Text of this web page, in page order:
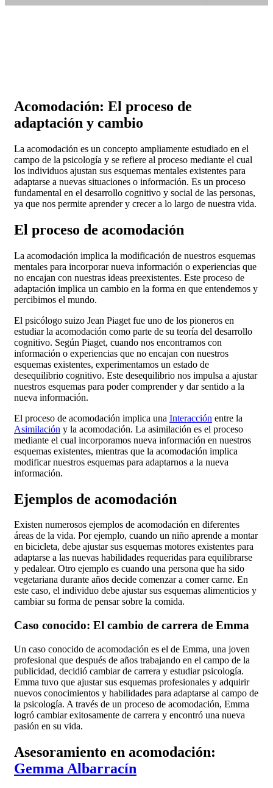
Acomodación: El proceso de
adaptación y cambio
La acomodación es un concepto ampliamente estudiado en el
campo de la psicología y se refiere al proceso mediante el cual
los individuos ajustan sus esquemas mentales existentes para
adaptarse a nuevas situaciones o información. Es un proceso
fundamental en el desarrollo cognitivo y social de las personas,
ya que nos permite aprender y crecer a lo largo de nuestra vida.
El proceso de acomodación
La acomodación implica la modificación de nuestros esquemas
mentales para incorporar nueva información o experiencias que
no encajan con nuestras ideas preexistentes. Este proceso de
adaptación implica un cambio en la forma en que entendemos y
percibimos el mundo.
El psicólogo suizo Jean Piaget fue uno de los pioneros en
estudiar la acomodación como parte de su teoría del desarrollo
cognitivo. Según Piaget, cuando nos encontramos con
información o experiencias que no encajan con nuestros
esquemas existentes, experimentamos un estado de
desequilibrio cognitivo. Este desequilibrio nos impulsa a ajustar
nuestros esquemas para poder comprender y dar sentido a la
nueva información.
El proceso de acomodación implica una Interacción entre la
Asimilación y la acomodación. La asimilación es el proceso
mediante el cual incorporamos nueva información en nuestros
esquemas existentes, mientras que la acomodación implica
modificar nuestros esquemas para adaptarnos a la nueva
información.
Ejemplos de acomodación
Existen numerosos ejemplos de acomodación en diferentes
áreas de la vida. Por ejemplo, cuando un niño aprende a montar
en bicicleta, debe ajustar sus esquemas motores existentes para
adaptarse a las nuevas habilidades requeridas para equilibrarse
y pedalear. Otro ejemplo es cuando una persona que ha sido
vegetariana durante años decide comenzar a comer carne. En
este caso, el individuo debe ajustar sus esquemas alimenticios y
cambiar su forma de pensar sobre la comida.
Caso conocido: El cambio de carrera de Emma
Un caso conocido de acomodación es el de Emma, una joven
profesional que después de años trabajando en el campo de la
publicidad, decidió cambiar de carrera y estudiar psicología.
Emma tuvo que ajustar sus esquemas profesionales y adquirir
nuevos conocimientos y habilidades para adaptarse al campo de
la psicología. A través de un proceso de acomodación, Emma
logró cambiar exitosamente de carrera y encontró una nueva
pasión en su vida.
Asesoramiento en acomodación:
Gemma Albarracín